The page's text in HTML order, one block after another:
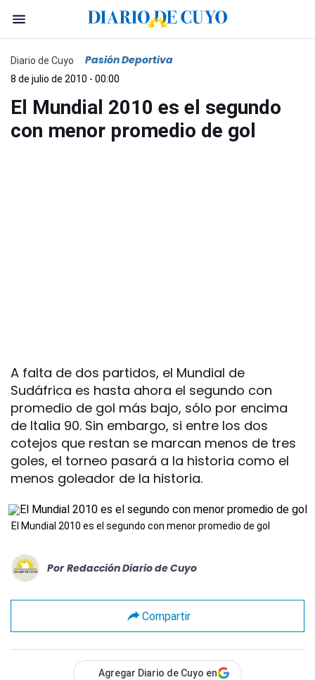
Diario de Cuyo Pasión Deportiva
8 de julio de 2010 - 00:00
El Mundial 2010 es el segundo
con menor promedio de gol
A falta de dos partidos, el Mundial de
Sudáfrica es hasta ahora el segundo con
promedio de gol más bajo, sólo por encima
de Italia 90. Sin embargo, si entre los dos
cotejos que restan se marcan menos de tres
goles, el torneo pasará a la historia como el
menos goleador de la historia.
El Mundial 2010 es el segundo con menor promedio de gol
Por Redacción Diario de Cuyo
Compartir
Agregar Diario de Cuyo en